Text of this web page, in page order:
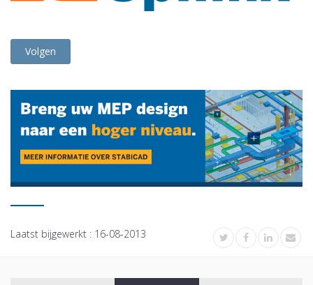
Volgen
Laatst bijgewerkt : 16-08-2013